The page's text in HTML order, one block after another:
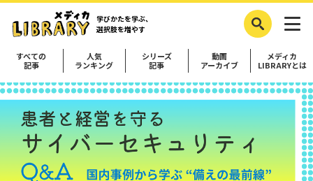
学びかたを学ぶ、
選択肢を増やす
すべての
記事
人気
ランキング
シリーズ
記事
動画
アーカイブ
メディカ
LIBRARYとは